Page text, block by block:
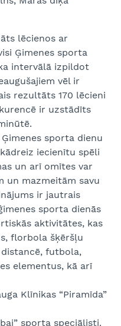
lēcienos ar
Ģimenes sporta
intervālā izpildot
vēl ir
rezultāts 170 lēcieni
ir uzstādīts
sporta dienu
iecienītu spēli
un arī omītes var
un mazmeitām savu
ir jautrais
sporta dienās
aktivitātes, kas
florbola šķēršļu
futbola,
elementus, kā arī
Klīnikas “Piramīda”
sporta speciālisti.